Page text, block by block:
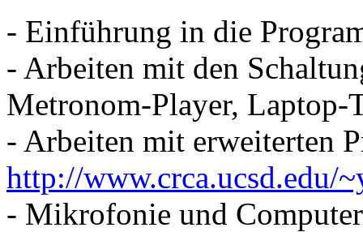
- Einführung in die
- Arbeiten mit den
Metronom-Player, Laptop-
- Arbeiten mit erweiterten
http://www.crca.ucsd.edu/
- Mikrofonie und